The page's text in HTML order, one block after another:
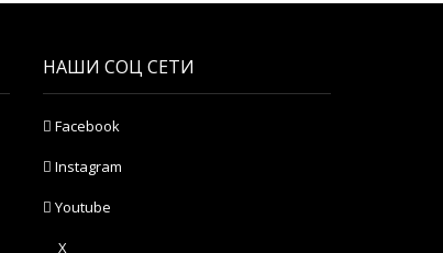
НАШИ СОЦ СЕТИ
Facebook
Instagram
Youtube
X